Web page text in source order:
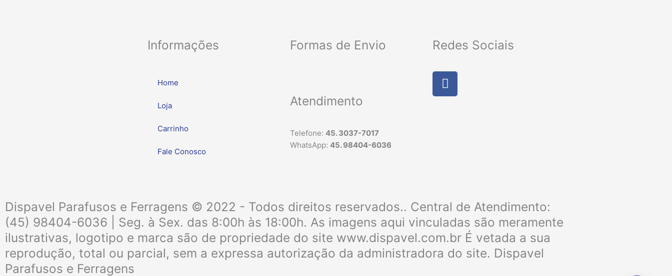
Informações
Home
Loja
Carrinho
Fale Conosco
Formas de Envio
Atendimento
Telefone: 45. 3037-7017
WhatsApp: 45. 98404-6036
Redes Sociais
F
a
Dispavel Parafusos e Ferragens © 2022 - Todos direitos reservados.. Central de Atendimento:
(45) 98404-6036 | Seg. à Sex. das 8:00h às 18:00h. As imagens aqui vinculadas são meramente
ilustrativas, logotipo e marca são de propriedade do site www.dispavel.com.br É vetada a sua
reprodução, total ou parcial, sem a expressa autorização da administradora do site. Dispavel
Parafusos e Ferragens